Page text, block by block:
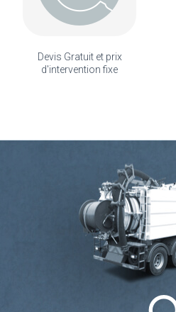
Devis Gratuit et prix
d'intervention fixe